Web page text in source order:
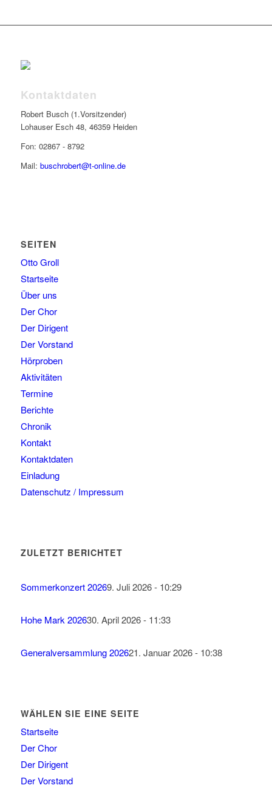
Kontaktdaten
Robert Busch (1.Vorsitzender)
Lohauser Esch 48, 46359 Heiden
Fon: 02867 - 8792
Mail: buschrobert@t-online.de
SEITEN
Otto Groll
Startseite
Über uns
Der Chor
Der Dirigent
Der Vorstand
Hörproben
Aktivitäten
Termine
Berichte
Chronik
Kontakt
Kontaktdaten
Einladung
Datenschutz / Impressum
ZULETZT BERICHTET
Sommerkonzert 20269. Juli 2026 - 10:29
Hohe Mark 202630. April 2026 - 11:33
Generalversammlung 202621. Januar 2026 - 10:38
WÄHLEN SIE EINE SEITE
Startseite
Der Chor
Der Dirigent
Der Vorstand